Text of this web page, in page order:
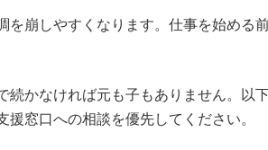
崩しやすくなります。仕事を始める前
続かなければ元も子もありません。以
窓口への相談を優先してください。